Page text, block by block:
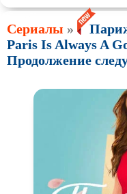
Сериалы »
Paris Is Always A
Продолжение